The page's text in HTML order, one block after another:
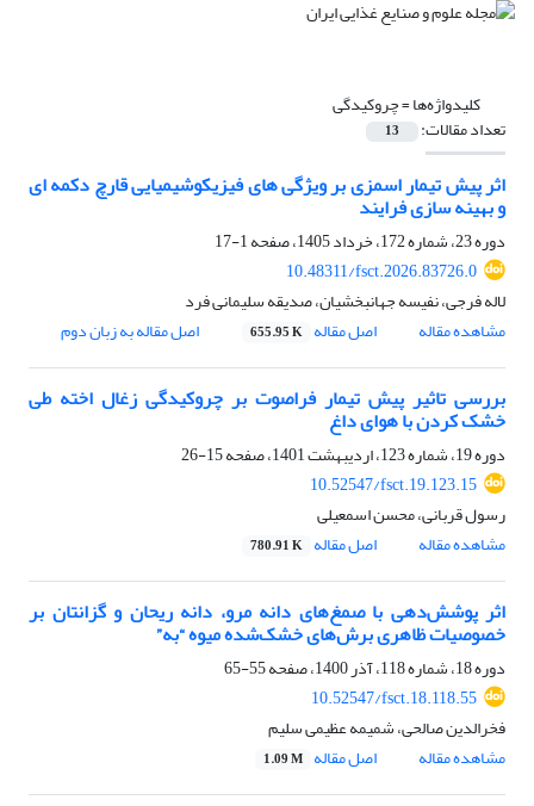
کلیدواژه‌ها =چروکیدگی
تعداد مقالات: 13
اثر پیش تیمار اسمزی بر ویژگی های فیزیکوشیمیایی قارچ دکمه ای
و بهینه سازی فرایند
دوره 23، شماره 172، خرداد 1405، صفحه
1-17
10.48311/fsct.2026.83726.0
لاله فرجی، نفیسه جهانبخشیان، صدیقه سلیمانی فرد
مشاهده مقاله
اصل مقاله 655.95 K اصل مقاله به زبان دوم
بررسی تاثیر پیش تیمار فراصوت بر چروکیدگی زغال اخته طی
خشک کردن با هوای داغ
دوره 19، شماره 123، اردیبهشت 1401، صفحه
15-26
10.52547/fsct.19.123.15
رسول قربانی، محسن اسمعیلی
مشاهده مقاله
اصل مقاله 780.91 K
اثر پوشش‌دهی با صمغ‌های دانه مرو، دانه ریحان و گزانتان بر
خصوصیات ظاهری برش‌های خشک‌شده میوه “به”
دوره 18، شماره 118، آذر 1400، صفحه
55-65
10.52547/fsct.18.118.55
فخرالدین صالحی، شمیمه عظیمی سلیم
مشاهده مقاله
اصل مقاله 1.09 M